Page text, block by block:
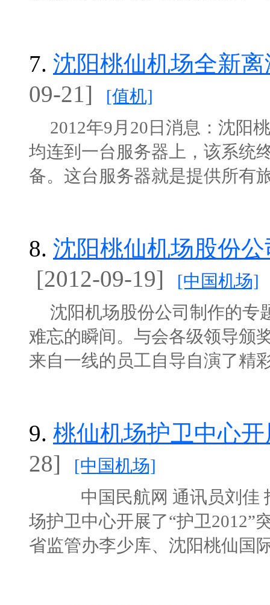
7. 沈阳桃仙机场全新
09-21]
[值机]
2012年9月20日消息：沈阳
均连到一台服务器上，该系统
备。这台服务器就是提供所有
8. 沈阳桃仙机场股份
[2012-09-19]
[中国机场]
沈阳机场股份公司制作的专
难忘的瞬间。与会各级领导颁
来自一线的员工自导自演了精
9. 桃仙机场护卫中心
28]
[中国机场]
中国民航网 通讯员刘佳 报
场护卫中心开展了“护卫2012”
省监管办李少库、沈阳桃仙国